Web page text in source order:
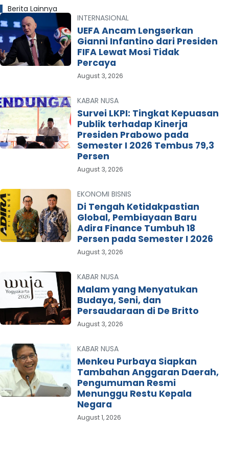
Berita Lainnya
INTERNASIONAL
UEFA Ancam Lengserkan
Gianni Infantino dari Presiden
FIFA Lewat Mosi Tidak
Percaya
August 3, 2026
KABAR NUSA
Survei LKPI: Tingkat Kepuasan
Publik terhadap Kinerja
Presiden Prabowo pada
Semester I 2026 Tembus 79,3
Persen
August 3, 2026
EKONOMI BISNIS
Di Tengah Ketidakpastian
Global, Pembiayaan Baru
Adira Finance Tumbuh 18
Persen pada Semester I 2026
August 3, 2026
KABAR NUSA
Malam yang Menyatukan
Budaya, Seni, dan
Persaudaraan di De Britto
August 3, 2026
KABAR NUSA
Menkeu Purbaya Siapkan
Tambahan Anggaran Daerah,
Pengumuman Resmi
Menunggu Restu Kepala
Negara
August 1, 2026